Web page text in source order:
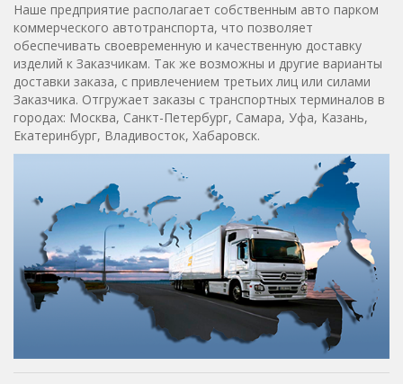
Наше предприятие располагает собственным авто парком
коммерческого автотранспорта, что позволяет
обеспечивать своевременную и качественную доставку
изделий к Заказчикам. Так же возможны и другие варианты
доставки заказа, с привлечением третьих лиц или силами
Заказчика. Отгружает заказы с транспортных терминалов в
городах: Москва, Санкт-Петербург, Самара, Уфа, Казань,
Екатеринбург, Владивосток, Хабаровск.